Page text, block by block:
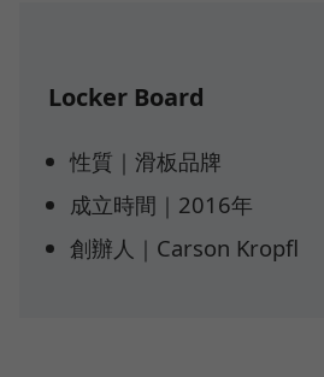
Locker Board
性質｜滑板品牌
成立時間｜2016年
創辦人｜Carson Kropfl